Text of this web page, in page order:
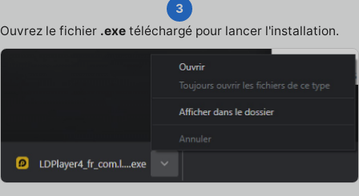
3
Ouvrez le fichier .exe téléchargé pour lancer l'installation.